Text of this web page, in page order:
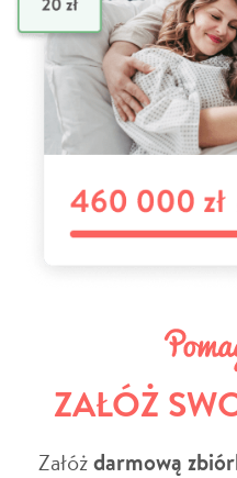
ZAŁÓŻ
Załóżdarmową